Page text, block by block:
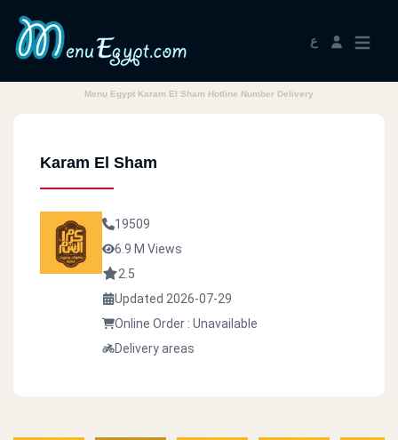
ع
Menu Egypt Karam El Sham Hotline Number Delivery
Karam El Sham
19509
6.9 M Views
2.5
Updated 2026-07-29
Online Order : Unavailable
Delivery areas